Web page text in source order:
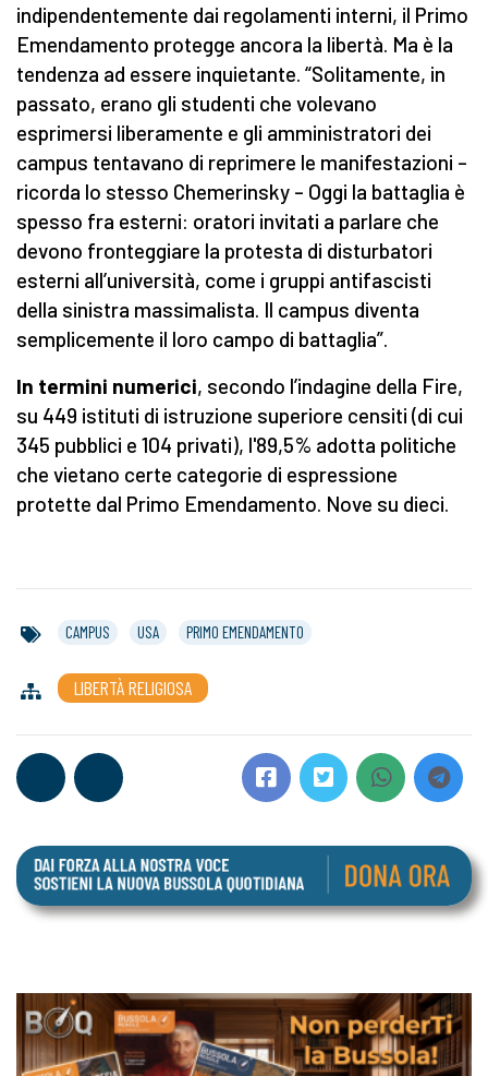
indipendentemente dai regolamenti interni, il Primo
Emendamento protegge ancora la libertà. Ma è la
tendenza ad essere inquietante. “Solitamente, in
passato, erano gli studenti che volevano
esprimersi liberamente e gli amministratori dei
campus tentavano di reprimere le manifestazioni –
ricorda lo stesso Chemerinsky – Oggi la battaglia è
spesso fra esterni: oratori invitati a parlare che
devono fronteggiare la protesta di disturbatori
esterni all’università, come i gruppi antifascisti
della sinistra massimalista. Il campus diventa
semplicemente il loro campo di battaglia”.
In termini numerici, secondo l’indagine della Fire,
su 449 istituti di istruzione superiore censiti (di cui
345 pubblici e 104 privati), l'89,5% adotta politiche
che vietano certe categorie di espressione
protette dal Primo Emendamento. Nove su dieci.
CAMPUS USA PRIMO EMENDAMENTO
LIBERTÀ RELIGIOSA